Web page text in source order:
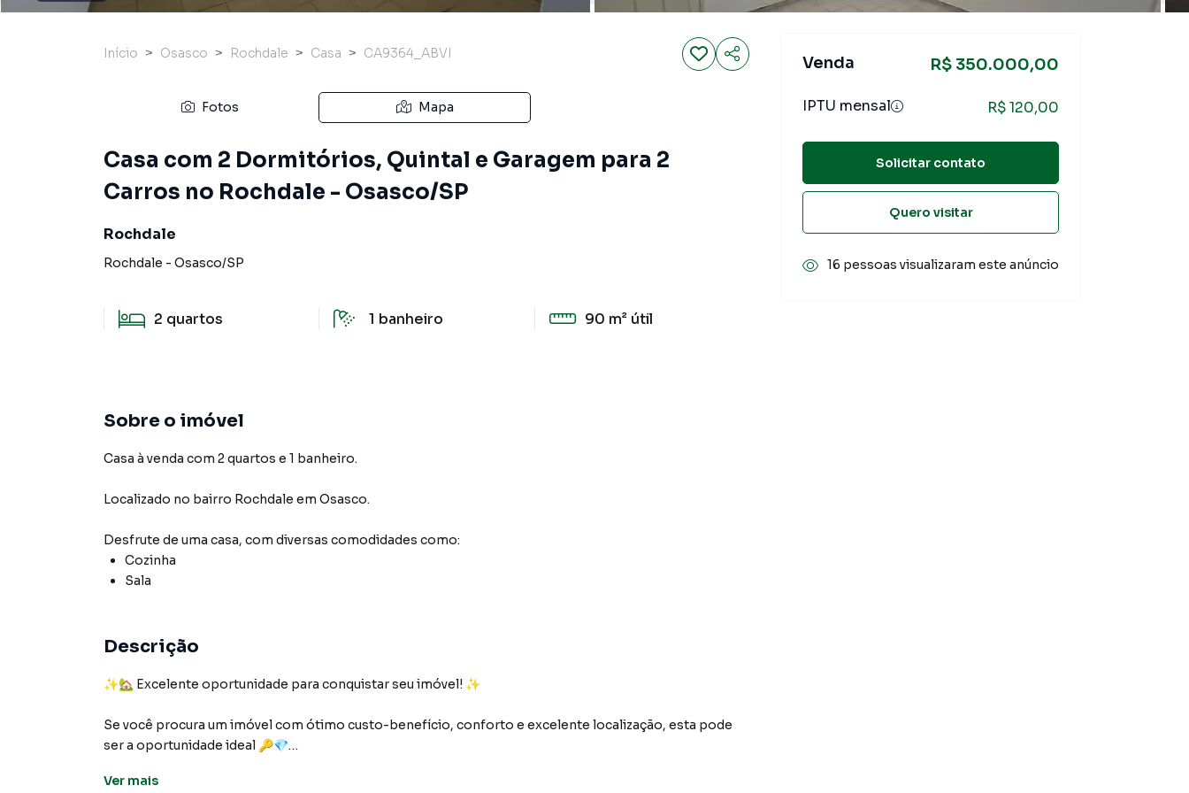
Início Osasco Rochdale Casa CA9364_ABVI
Fotos Mapa
Casa com 2 Dormitórios, Quintal e Garagem para 2
Carros no Rochdale - Osasco/SP
Rochdale
Rochdale - Osasco/SP
2 quartos 1 banheiro 90 m² útil
Sobre o imóvel
Casa à venda com 2 quartos e 1 banheiro.
Localizado no bairro Rochdale em Osasco.
Desfrute de uma casa, com diversas comodidades como:
Cozinha
Sala
Descrição
✨🏡 Excelente oportunidade para conquistar seu imóvel! ✨
Se você procura um imóvel com ótimo custo-benefício, conforto e excelente localização, esta pode
ser a oportunidade ideal 🔑💎
🛏️ 2 dormitórios espaçosos
Ver mais
Venda R$ 350.000,00
IPTU mensal R$ 120,00
Solicitar contato
Quero visitar
16 pessoas visualizaram este anúncio